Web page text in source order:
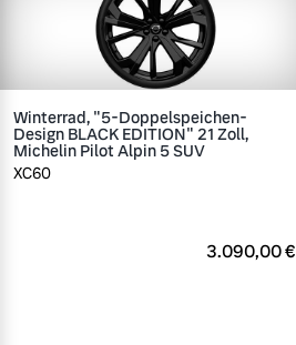
Winterrad, "5-Doppelspeichen-
Design BLACK EDITION" 21 Zoll,
Michelin Pilot Alpin 5 SUV
XC60
3.090,00 €